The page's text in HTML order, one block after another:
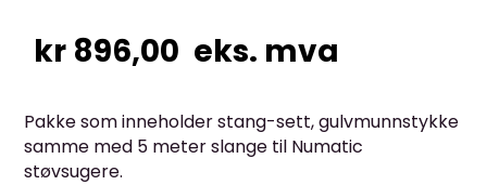
kr 896,00 eks. mva
Pakke som inneholder stang-sett, gulvmunnstykke
samme med 5 meter slange til Numatic
støvsugere.